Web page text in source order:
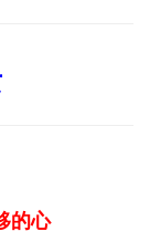
的心